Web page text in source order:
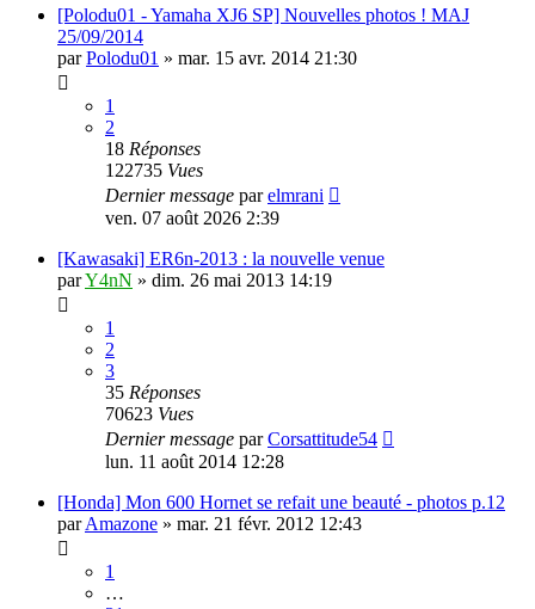
[Polodu01 - Yamaha XJ6 SP] Nouvelles photos ! MAJ
25/09/2014
parPolodu01 » mar. 15 avr. 2014 21:30
1
2
18 Réponses
122735 Vues
Dernier message parelmrani
ven. 07 août 2026 2:39
[Kawasaki] ER6n-2013 : la nouvelle venue
parY4nN » dim. 26 mai 2013 14:19
1
2
3
35 Réponses
70623 Vues
Dernier message parCorsattitude54
lun. 11 août 2014 12:28
[Honda] Mon 600 Hornet se refait une beauté - photos p.12
parAmazone » mar. 21 févr. 2012 12:43
1
…